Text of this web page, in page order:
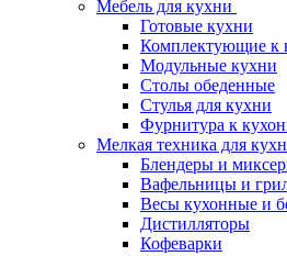
Мебель для кухни
Готовые кухни
Комплектующие к
Модульные кухни
Столы обеденные
Стулья для кухни
Фурнитура к
Мелкая техника для
Блендеры и
Вафельницы и
Весы кухонные и
Дистилляторы
Кофеварки